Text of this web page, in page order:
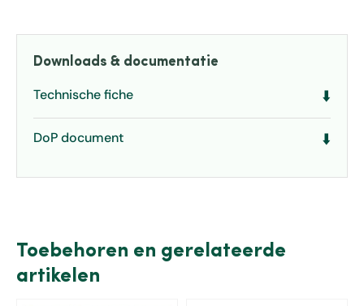
Downloads & documentatie
Technische fiche ⬇️
DoP document ⬇️
Toebehoren en gerelateerde
artikelen